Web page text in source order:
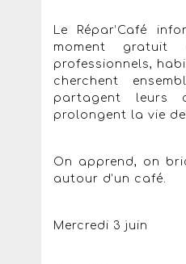
Le Répar’Café
moment
professionnels,
cherchent
partagent leurs
prolongent la vie
On apprend, on
autour d’un café.
Mercredi 3 juin